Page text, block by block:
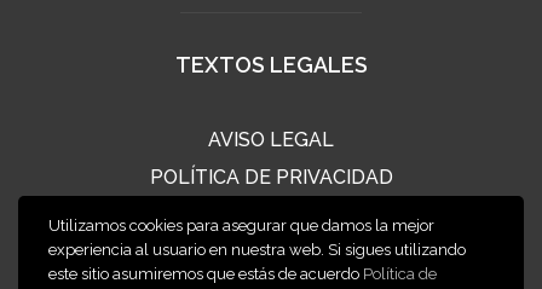
TEXTOS LEGALES
AVISO LEGAL
POLÍTICA DE PRIVACIDAD
POLÍTICA DE COOKIES
CONDICIONES DE VENTA
Utilizamos cookies para asegurar que damos la mejor
experiencia al usuario en nuestra web. Si sigues utilizando
este sitio asumiremos que estás de acuerdo Política de